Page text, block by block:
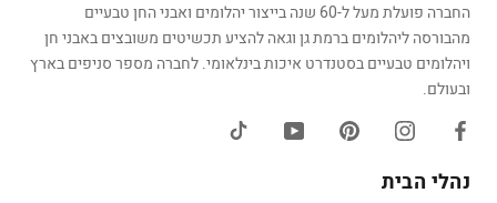
החברה פועלת מעל ל-60 שנה בייצור יהלומים ואבני החן טבעיים
מהבורסה ליהלומים ברמת גן וגאה להציע תכשיטים משובצים באבני חן
ויהלומים טבעיים בסטנדרט איכות בינלאומי. לחברה מספר סניפים בארץ
ובעולם.
נהלי הבית